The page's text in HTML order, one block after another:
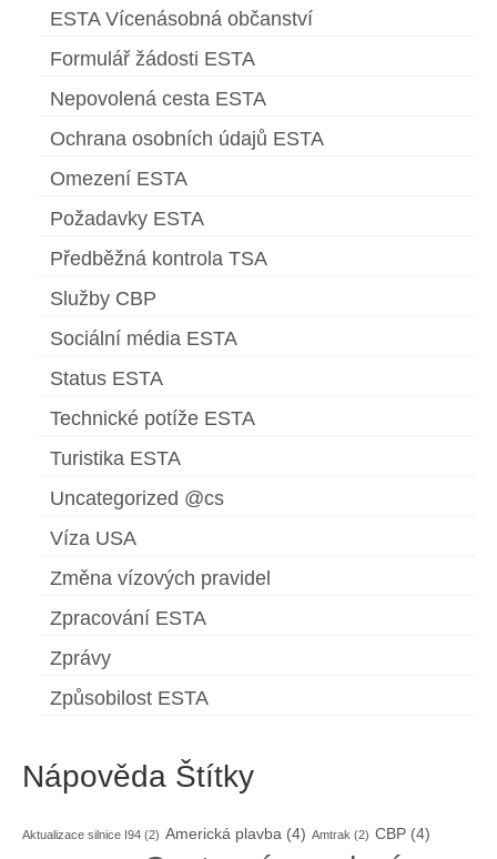
ESTA Vícenásobná občanství
Formulář žádosti ESTA
Nepovolená cesta ESTA
Ochrana osobních údajů ESTA
Omezení ESTA
Požadavky ESTA
Předběžná kontrola TSA
Služby CBP
Sociální média ESTA
Status ESTA
Technické potíže ESTA
Turistika ESTA
Uncategorized @cs
Víza USA
Změna vízových pravidel
Zpracování ESTA
Zprávy
Způsobilost ESTA
Nápověda Štítky
Aktualizace silnice I94 (2) Americká plavba (4) Amtrak (2) CBP (4)